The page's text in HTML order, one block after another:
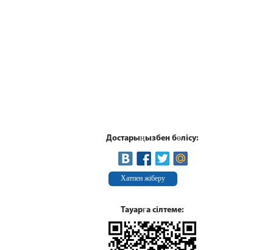
Достарыңызбен бөлісу:
Хатпен жіберу
Тауарға сілтеме: